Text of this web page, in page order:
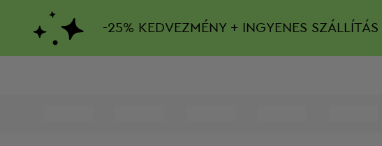
-25% KEDVEZMÉNY + INGYENES SZÁLLÍTÁS